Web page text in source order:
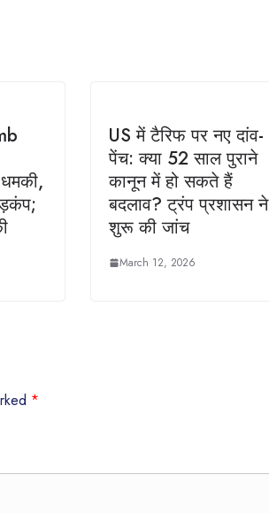
US में टैरिफ पर नए दांव-
पेंच: क्या 52 साल पुराने
कानून में हो सकते हैं
बदलाव? ट्रंप प्रशासन ने
शुरू की जांच
March 12, 2026
*